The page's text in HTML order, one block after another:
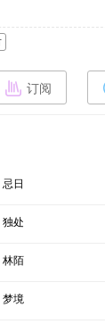
订阅
忌日
独处
林陌
梦境